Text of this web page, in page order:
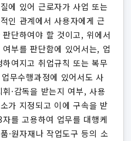
에 있어 근로자가 사업 또는
인 관계에서 사용자에게 근
단하여야 할 것이고, 위에서
부를 판단함에 있어서는, 업
여지고 취업규칙 또는 복무
무수행과정에 있어서도 사
·감독을 받는지 여부, 사용
가 지정되고 이에 구속을 받
를 고용하여 업무를 대행케
·원자재나 작업도구 등의 소